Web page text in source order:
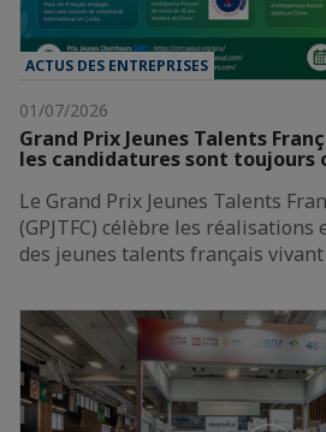
ACTUS DES ENTREPRISES
01/07/2026
Grand Prix Jeunes Talents
les candidatures sont toujours
Le Grand Prix Jeunes Talents
(GPJTFC) célèbre les
des jeunes talents français